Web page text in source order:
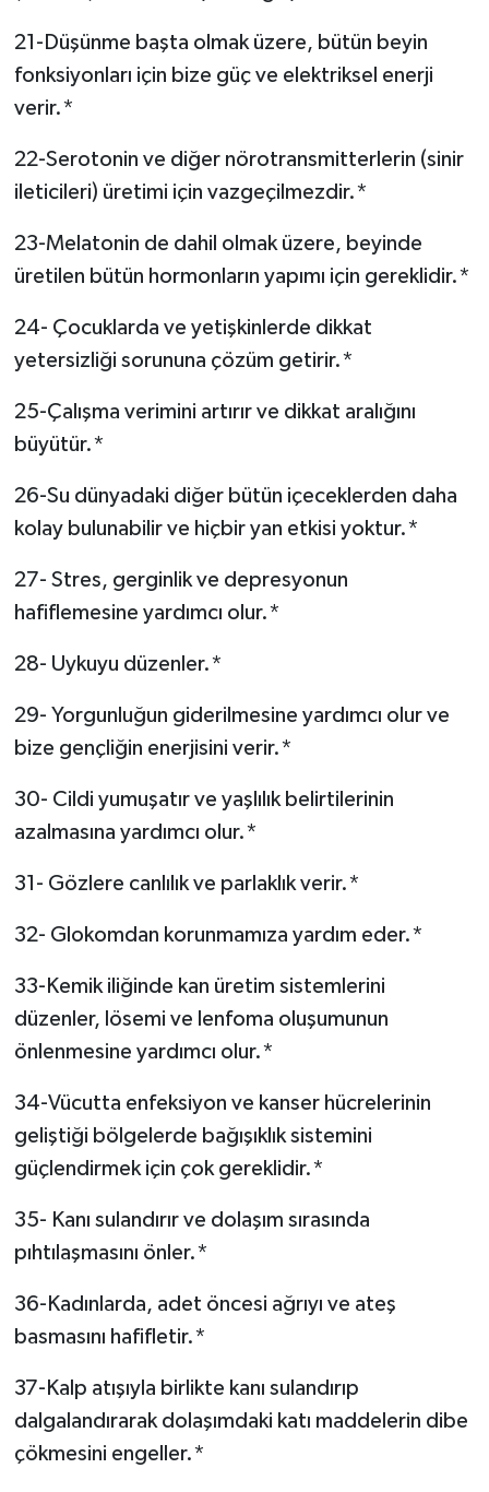
21-Düşünme başta olmak üzere, bütün beyin
fonksiyonları için bize güç ve elektriksel enerji
verir.*
22-Serotonin ve diğer nörotransmitterlerin (sinir
ileticileri) üretimi için vazgeçilmezdir.*
23-Melatonin de dahil olmak üzere, beyinde
üretilen bütün hormonların yapımı için gereklidir.*
24- Çocuklarda ve yetişkinlerde dikkat
yetersizliği sorununa çözüm getirir.*
25-Çalışma verimini artırır ve dikkat aralığını
büyütür.*
26-Su dünyadaki diğer bütün içeceklerden daha
kolay bulunabilir ve hiçbir yan etkisi yoktur.*
27- Stres, gerginlik ve depresyonun
hafiflemesine yardımcı olur.*
28- Uykuyu düzenler.*
29- Yorgunluğun giderilmesine yardımcı olur ve
bize gençliğin enerjisini verir.*
30- Cildi yumuşatır ve yaşlılık belirtilerinin
azalmasına yardımcı olur.*
31- Gözlere canlılık ve parlaklık verir.*
32- Glokomdan korunmamıza yardım eder.*
33-Kemik iliğinde kan üretim sistemlerini
düzenler, lösemi ve lenfoma oluşumunun
önlenmesine yardımcı olur.*
34-Vücutta enfeksiyon ve kanser hücrelerinin
geliştiği bölgelerde bağışıklık sistemini
güçlendirmek için çok gereklidir.*
35- Kanı sulandırır ve dolaşım sırasında
pıhtılaşmasını önler.*
36-Kadınlarda, adet öncesi ağrıyı ve ateş
basmasını hafifletir.*
37-Kalp atışıyla birlikte kanı sulandırıp
dalgalandırarak dolaşımdaki katı maddelerin dibe
çökmesini engeller.*